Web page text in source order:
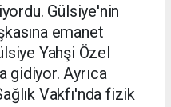
Gülsiye'nin
emanet
Yahşi Özel
gidiyor. Ayrıca
Vakfı'nda fizik